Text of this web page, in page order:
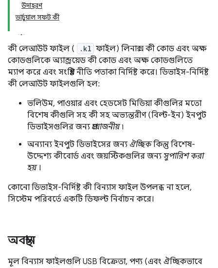
উদাহরণ
ভার্চুয়াল সফট কী
কী লেআউট ফাইল ( .kl ফাইল) লিনাক্স কী কোড এবং অক্ষ
কোডগুলিকে অ্যান্ড্রয়েড কী কোড এবং অক্ষ কোডগুলিতে
ম্যাপ করে এবং সংশ্লিষ্ট নীতি পতাকা নির্দিষ্ট করে। ডিভাইস-নির্দিষ্ট
কী লেআউট ফাইলগুলি হল:
ভলিউম, পাওয়ার এবং হেডসেট মিডিয়া কীগুলির মতো
বিশেষ কীগুলি সহ কী সহ অভ্যন্তরীণ (বিল্ট-ইন) ইনপুট
ডিভাইসগুলির জন্য প্রয়োজনীয়৷
অন্যান্য ইনপুট ডিভাইসের জন্য ঐচ্ছিককিন্তু বিশেষ-
উদ্দেশ্য কীবোর্ড এবং জয়স্টিকগুলির জন্য সুপারিশ করা
হয়।
কোনো ডিভাইস-নির্দিষ্ট কী বিন্যাস ফাইল উপলব্ধ না হলে,
সিস্টেম পরিবর্তে একটি ডিফল্ট নির্বাচন করে।
অবস্থান
মূল বিন্যাস ফাইলগুলি USB বিক্রেতা, পণ্য (এবং ঐচ্ছিকভাবে